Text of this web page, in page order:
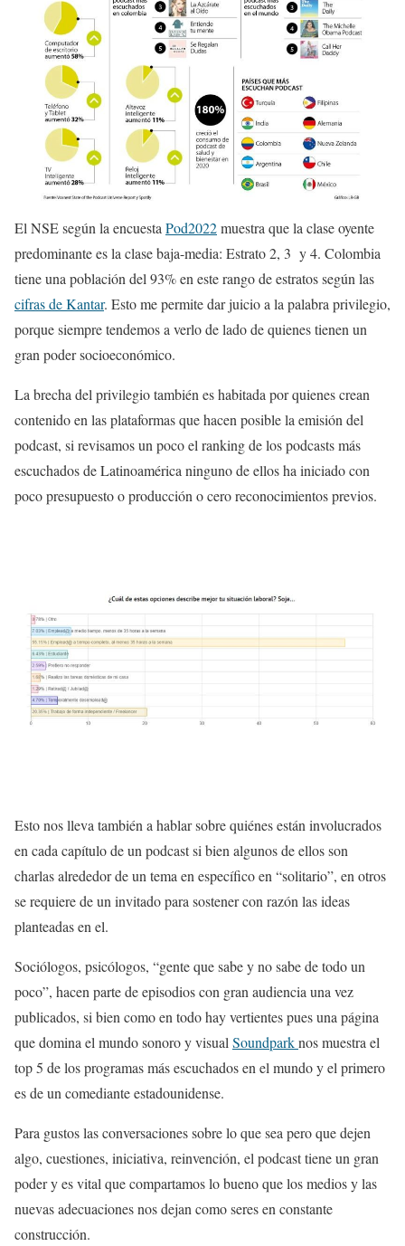
El NSE según la encuestaPod2022muestra que la clase oyente
predominante es la clase baja-media: Estrato 2, 3 y 4. Colombia
tiene una población del 93% en este rango de estratos según las
cifras de Kantar. Esto me permite dar juicio a la palabra privilegio,
porque siempre tendemos a verlo de lado de quienes tienen un
gran poder socioeconómico.
La brecha del privilegio también es habitada por quienes crean
contenido en las plataformas que hacen posible la emisión del
podcast, si revisamos un poco el ranking de los podcasts más
escuchados de Latinoamérica ninguno de ellos ha iniciado con
poco presupuestoo producción o cero reconocimientos previos.
Esto nos lleva también a hablar sobre quiénes están involucrados
en cada capítulo de un podcast si bien algunos de ellos son
charlas alrededor de un tema en específico en “solitario”, en otros
se requiere de un invitado para sostener con razón las ideas
planteadas en el.
Sociólogos, psicólogos, “gente que sabe y no sabe de todo un
poco”, hacen parte de episodios con gran audiencia una vez
publicados, si bien como en todo hay vertientes pues una página
que domina el mundo sonoro y visualSoundparknos muestra el
top 5 de los programas más escuchados en el mundo y el primero
es de un comediante estadounidense.
Para gustos las conversaciones sobre lo que sea pero que dejen
algo, cuestiones, iniciativa, reinvención, el podcast tiene un gran
poder y es vital que compartamos lo bueno que los medios y las
nuevas adecuaciones nos dejan como seres en constante
construcción.